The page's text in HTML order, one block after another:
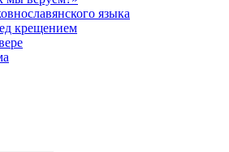
языка
крещением